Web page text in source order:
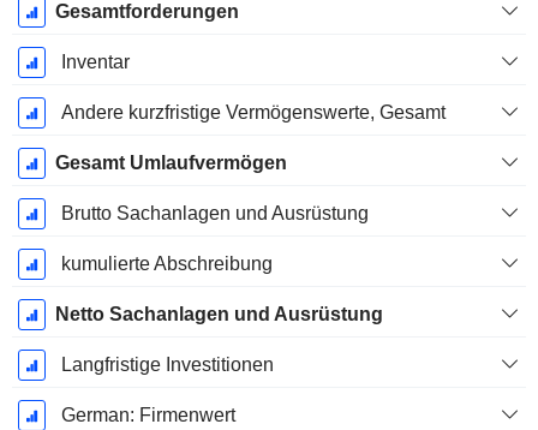
Gesamtforderungen
Inventar
Andere kurzfristige Vermögenswerte, Gesamt
Gesamt Umlaufvermögen
Brutto Sachanlagen und Ausrüstung
kumulierte Abschreibung
Netto Sachanlagen und Ausrüstung
Langfristige Investitionen
German: Firmenwert